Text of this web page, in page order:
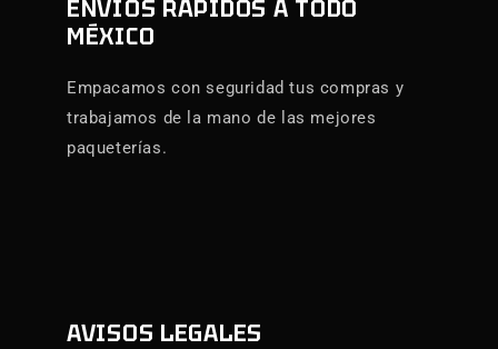
ENVÍOS RÁPIDOS A TODO
MÉXICO
Empacamos con seguridad tus compras y
trabajamos de la mano de las mejores
paqueterías.
AVISOS LEGALES